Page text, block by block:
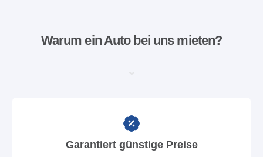
Warum ein Auto bei uns mieten?
Garantiert günstige Preise